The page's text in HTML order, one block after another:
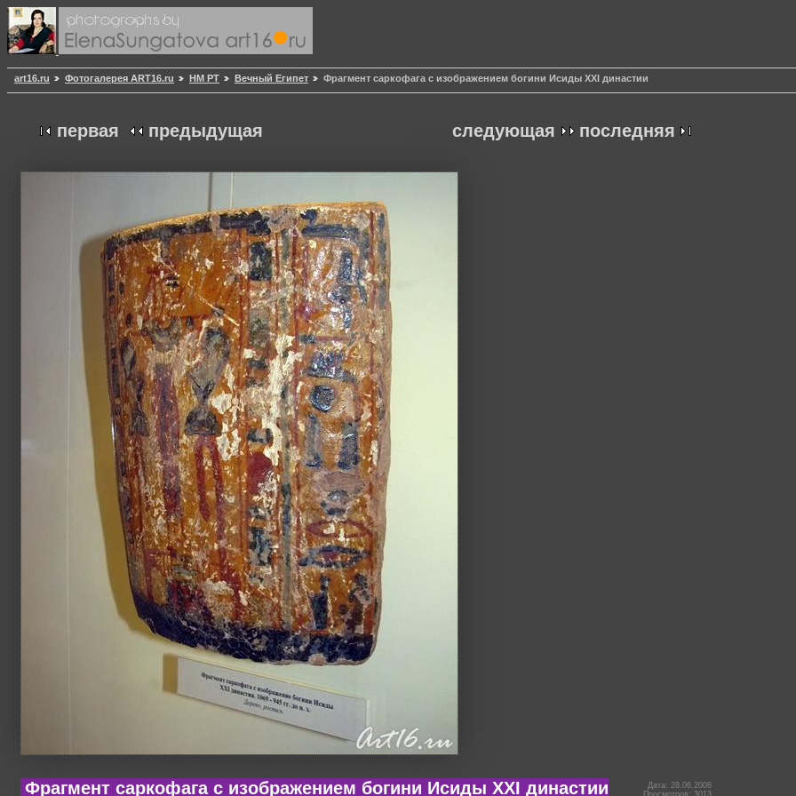
art16.ru Фотогалерея ART16.ru НМ РТ Вечный Египет Фрагмент саркофага с изображением богини Исиды XXI династии
следующая последняя
первая предыдущая
Фрагмент саркофага с изображением богини Исиды XXI династии
Дата: 28.06.2008